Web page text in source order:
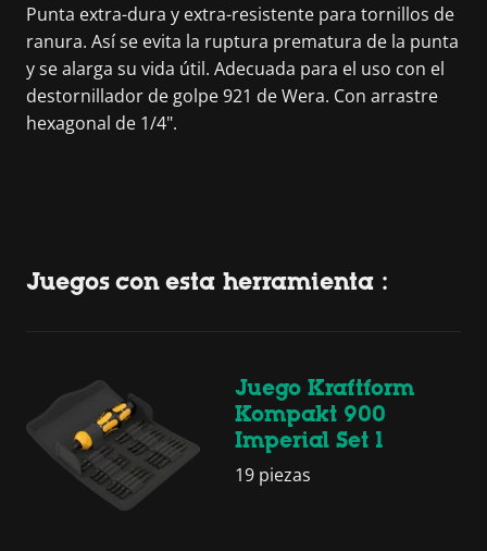
Punta extra-dura y extra-resistente para tornillos de
ranura. Así se evita la ruptura prematura de la punta
y se alarga su vida útil. Adecuada para el uso con el
destornillador de golpe 921 de Wera. Con arrastre
hexagonal de 1/4".
Juegos con esta herramienta :
Juego Kraftform
Kompakt 900
Imperial Set 1
19 piezas